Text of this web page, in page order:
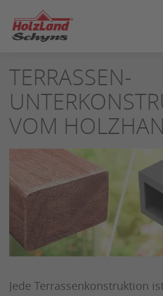
SEITENINHALT
SPRINGEN
TERRASSEN-
VOM
Jede Terrassenkonstruktion